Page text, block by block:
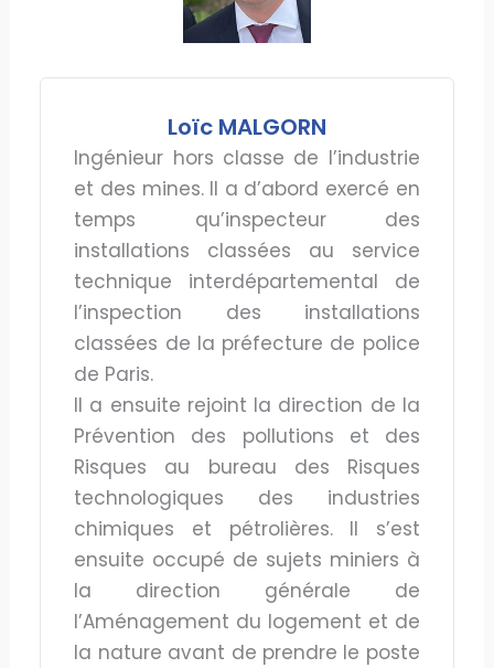
Loïc MALGORN
Ingénieur hors classe de l’industrie
et des mines. Il a d’abord exercé en
temps qu’inspecteur des
installations classées au service
technique interdépartemental de
l’inspection des installations
classées de la préfecture de police
de Paris.
Il a ensuite rejoint la direction de la
Prévention des pollutions et des
Risques au bureau des Risques
technologiques des industries
chimiques et pétrolières. Il s’est
ensuite occupé de sujets miniers à
la direction générale de
l’Aménagement du logement et de
la nature avant de prendre le poste